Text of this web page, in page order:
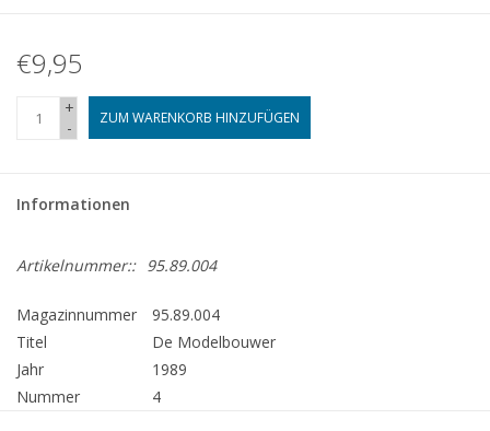
€9,95
+
-
ZUM WARENKORB HINZUFÜGEN
Informationen
Artikelnummer:: 95.89.004
Magazinnummer
95.89.004
Titel
De Modelbouwer
Jahr
1989
Nummer
4